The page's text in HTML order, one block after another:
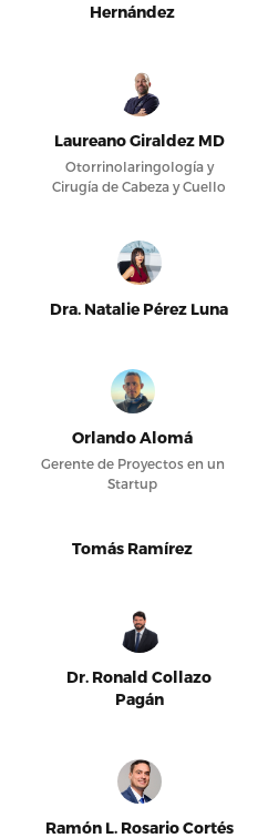
Hernández
Laureano Giraldez MD
Otorrinolaringología y
Cirugía de Cabeza y Cuello
Dra. Natalie Pérez Luna
Orlando Alomá
Gerente de Proyectos en un
Startup
Tomás Ramírez
Dr. Ronald Collazo
Pagán
Ramón L. Rosario Cortés